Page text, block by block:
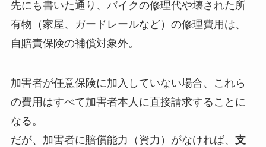
先にも書いた通り、バイクの修理代や壊された所
有物（家屋、ガードレールなど）の修理費用は、
自賠責保険の補償対象外。
加害者が任意保険に加入していない場合、これら
の費用はすべて加害者本人に直接請求することに
なる。
だが、加害者に賠償能力（資力）がなければ、 支